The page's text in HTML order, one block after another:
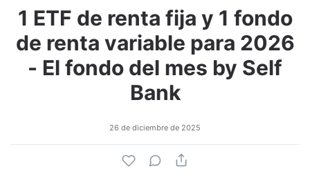
1 ETF de renta fija y 1 fondo
de renta variable para 2026
- El fondo del mes by Self
Bank
26 de diciembre de 2025